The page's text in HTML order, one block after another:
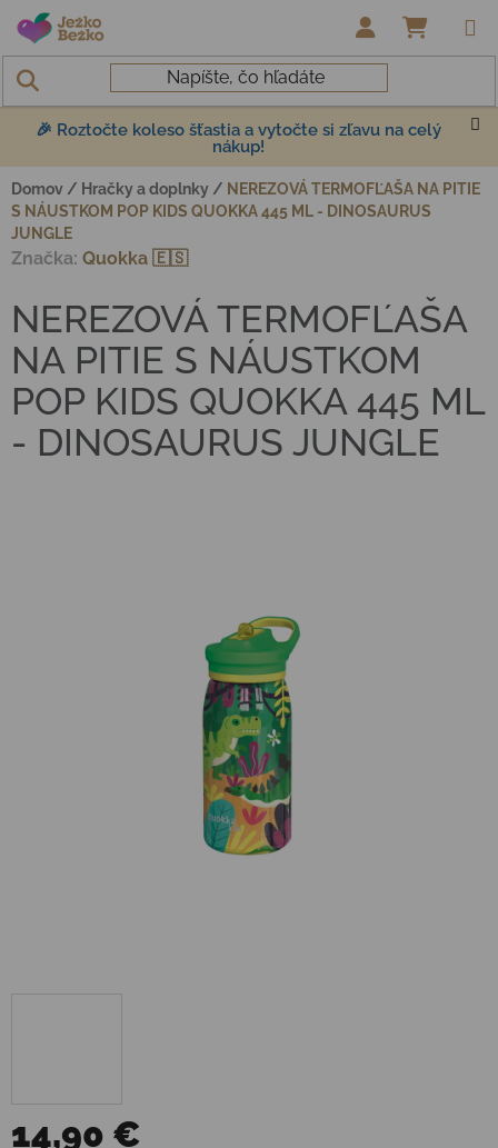
Prejsť na obsah
🎉 Roztočte koleso šťastia a vytočte si zľavu na celý
nákup!
Domov / Hračky a doplnky / NEREZOVÁ TERMOFĽAŠA NA PITIE
S NÁUSTKOM POP KIDS QUOKKA 445 ML - DINOSAURUS
JUNGLE
14,90 €
NEREZOVÁ TERMOFĽAŠA
NA PITIE S NÁUSTKOM
POP KIDS QUOKKA 445 ML
- DINOSAURUS JUNGLE
Značka: Quokka 🇪🇸